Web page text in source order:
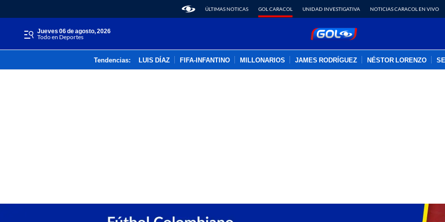
ÚLTIMAS NOTICAS GOL CARACOL UNIDAD INVESTIGATIVA NOTICIAS CARACOL EN VIVO
jueves 06 de agosto, 2026
Todo en Deportes
Tendencias: LUIS DÍAZ FIFA-INFANTINO MILLONARIOS JAMES RODRÍGUEZ NÉSTOR LORENZO